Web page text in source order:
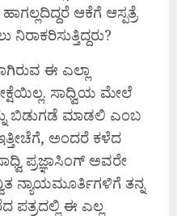
ಆಕೆಗೆ ಆಸ್ಪತ್ರೆ
ಈ ಎಲ್ಲಾ
ಸಾಧ್ವಿಯ ಮೇಲೆ
ಬಿಡುಗಡೆ ಮಾಡಲಿ ಎಂಬ
ಅಂದರೆ ಕಳೆದ
ಪ್ರಜ್ಞಾಸಿಂಗ್ ಅವರೇ
ನ್ಯಾಯಮೂರ್ತಿಗಳಿಗೆ ತನ್ನ
ಪತ್ರದಲ್ಲಿ ಈ ಎಲ್ಲ